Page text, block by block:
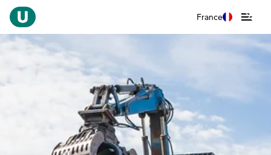
France